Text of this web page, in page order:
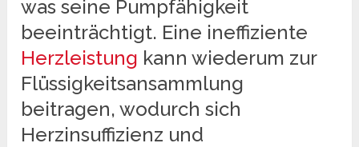
was seine Pumpfähigkeit
beeinträchtigt. Eine ineffiziente
Herzleistung kann wiederum zur
Flüssigkeitsansammlung
beitragen, wodurch sich
Herzinsuffizienz und